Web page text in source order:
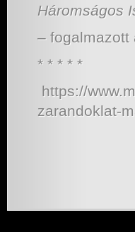
Háromságos
– fogalmazott
* * * * *
https://
zarandoklat-